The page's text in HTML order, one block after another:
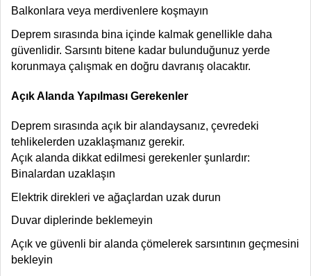
Balkonlara veya merdivenlere koşmayın
Deprem sırasında bina içinde kalmak genellikle daha
güvenlidir. Sarsıntı bitene kadar bulunduğunuz yerde
korunmaya çalışmak en doğru davranış olacaktır.
Açık Alanda Yapılması Gerekenler
Deprem sırasında açık bir alandaysanız, çevredeki
tehlikelerden uzaklaşmanız gerekir.
Açık alanda dikkat edilmesi gerekenler şunlardır:
Binalardan uzaklaşın
Elektrik direkleri ve ağaçlardan uzak durun
Duvar diplerinde beklemeyin
Açık ve güvenli bir alanda çömelerek sarsıntının geçmesini
bekleyin